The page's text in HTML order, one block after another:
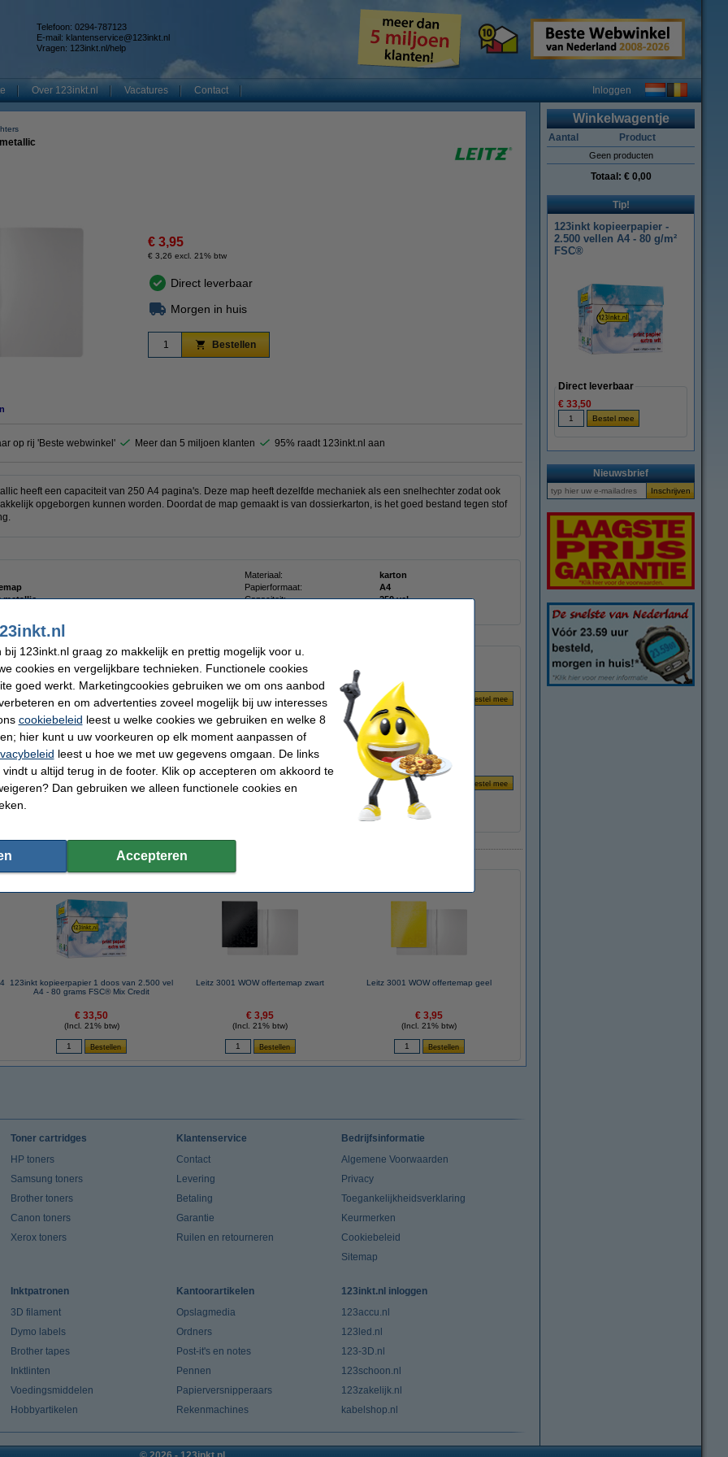
Telefoon: 0294-787123
E-mail: klantenservice@123inkt.nl
Vragen: 123inkt.nl/help
Over 123inkt.nl Vacatures Contact Inloggen
€ 3,95
€ 3,26 excl. 21% btw
Direct leverbaar
Morgen in huis
Bestellen
op rij 'Beste webwinkel' Meer dan 5 miljoen klanten 95% raadt 123inkt.nl aan
heeft een capaciteit van 250 A4 pagina's. Deze map heeft dezelfde mechaniek als een snelhechter zodat ook
opgeborgen kunnen worden. Doordat de map gemaakt is van dossierkarton, is het goed bestand tegen stof
Materiaal:
karton
Papierformaat:
A4
metallic Capaciteit:
250 vel
2-gaats (30 vel)
1 pak van 500 vel A4 - 80 grams FSC® Mix Credit
artikel ook besteld hebben
123inkt kopieerpapier 1 doos van 2.500 vel
A4 - 80 grams FSC® Mix Credit
€ 33,50
(Incl. 21% btw)
Leitz 3001 WOW offertemap zwart
€ 3,95
(Incl. 21% btw)
Leitz 3001 WOW offertemap geel
€ 3,95
(Incl. 21% btw)
Winkelwagentje
Aantal Product
Geen producten
Totaal: € 0,00
Tip!
123inkt kopieerpapier -
2.500 vellen A4 - 80 g/m²
FSC®
Direct leverbaar
€ 33,50
Nieuwsbrief
Toner cartridges
HP toners
Samsung toners
Brother toners
Canon toners
Xerox toners
Klantenservice
Contact
Levering
Betaling
Garantie
Ruilen en retourneren
Bedrijfsinformatie
Algemene Voorwaarden
Privacy
Toegankelijkheidsverklaring
Keurmerken
Cookiebeleid
Sitemap
Inktpatronen
3D filament
Dymo labels
Brother tapes
Inktlinten
Voedingsmiddelen
Hobbyartikelen
Kantoorartikelen
Opslagmedia
Ordners
Post-it's en notes
Pennen
Papierversnipperaars
Rekenmachines
123inkt.nl inloggen
123accu.nl
123led.nl
123-3D.nl
123schoon.nl
123zakelijk.nl
kabelshop.nl
123inkt.nl graag zo makkelijk en prettig mogelijk voor u.
cookies en vergelijkbare technieken. Functionele cookies
goed werkt. Marketingcookies gebruiken we om ons aanbod
en om advertenties zoveel mogelijk bij uw interesses
cookiebeleid leest u welke cookies we gebruiken en welke 8
hier kunt u uw voorkeuren op elk moment aanpassen of
leest u hoe we met uw gegevens omgaan. De links
u altijd terug in de footer. Klik op accepteren om akkoord te
Dan gebruiken we alleen functionele cookies en
Accepteren